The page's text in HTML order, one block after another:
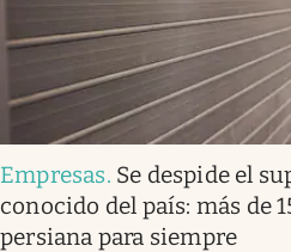
Empresas. Se despide el
conocido del país: más de
persiana para siempre